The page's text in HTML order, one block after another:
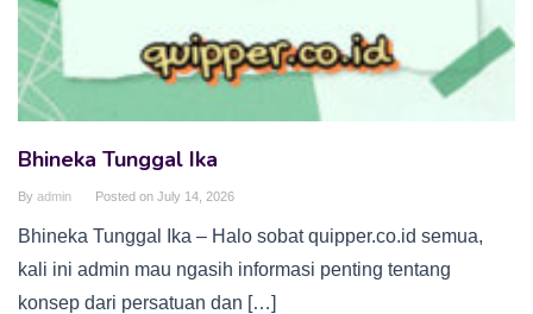
Bhineka Tunggal Ika
By admin Posted on July 14, 2026
Bhineka Tunggal Ika – Halo sobat quipper.co.id semua,
kali ini admin mau ngasih informasi penting tentang
konsep dari persatuan dan […]